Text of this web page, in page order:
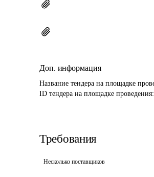
Доп. информация
Название тендера на площадке
ID тендера на площадке проведения:
Требования
Несколько поставщиков